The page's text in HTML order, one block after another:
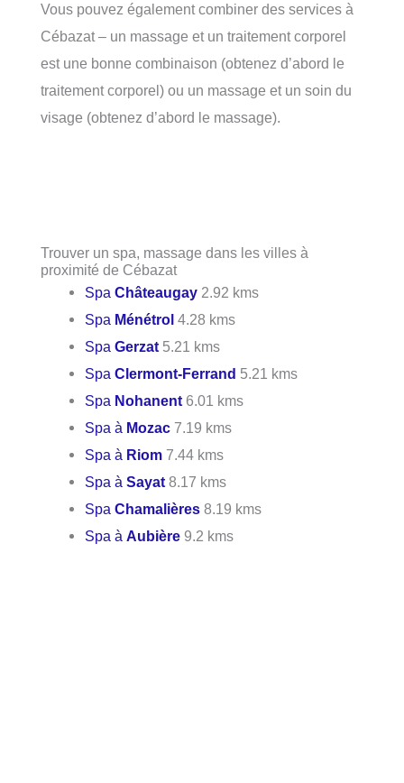
Vous pouvez également combiner des services à
Cébazat – un massage et un traitement corporel
est une bonne combinaison (obtenez d’abord le
traitement corporel) ou un massage et un soin du
visage (obtenez d’abord le massage).
Trouver un spa, massage dans les villes à
proximité de Cébazat
SpaChâteaugay 2.92 kms
Spa Ménétrol 4.28 kms
SpaGerzat 5.21 kms
SpaClermont-Ferrand 5.21 kms
Spa Nohanent 6.01 kms
Spa à Mozac 7.19 kms
Spa à Riom 7.44 kms
Spa àSayat 8.17 kms
SpaChamalières 8.19 kms
Spa àAubière 9.2 kms